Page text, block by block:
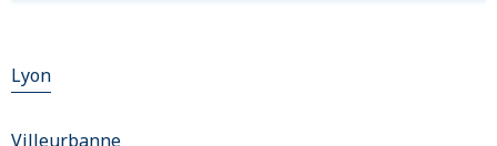
Lyon
Villeurbanne